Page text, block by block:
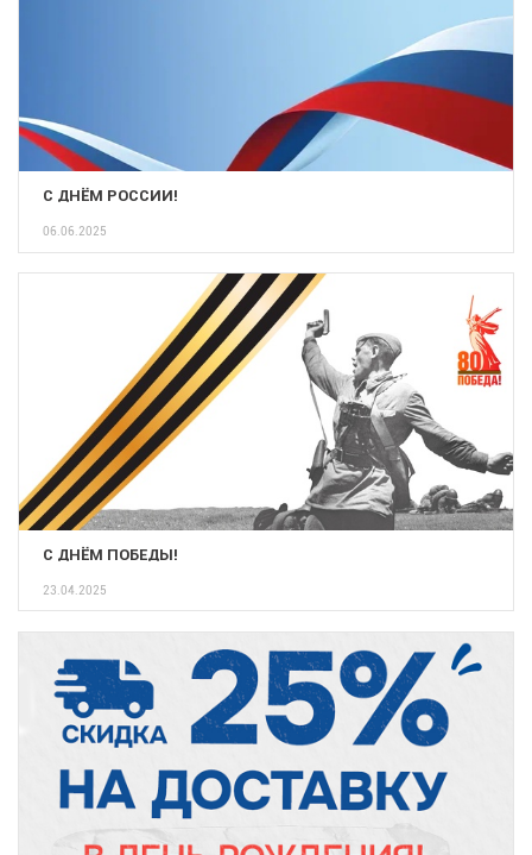
С ДНЁМ РОССИИ!
06.06.2025
С ДНЁМ ПОБЕДЫ!
23.04.2025